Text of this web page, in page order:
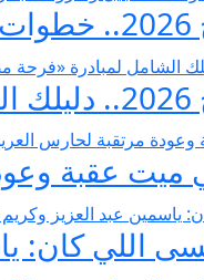
عقبة
اللي كان: